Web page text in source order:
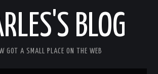
BLOG
GOT A SMALL PLACE ON THE WEB